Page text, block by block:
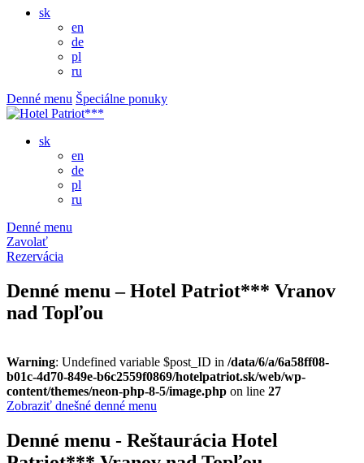
sk
en
de
pl
ru
Denné menu Špeciálne ponuky
sk
en
de
pl
ru
Denné menu
Zavolať
Rezervácia
Denné menu – Hotel Patriot*** Vranov
nad Topľou
Warning: Undefined variable $post_ID in /data/6/a/6a58ff08-
b01c-4d70-849e-b6c2559f0869/hotelpatriot.sk/web/wp-
content/themes/neon-php-8-5/image.php on line 27
Zobraziť dnešné denné menu
Denné menu - Reštaurácia Hotel